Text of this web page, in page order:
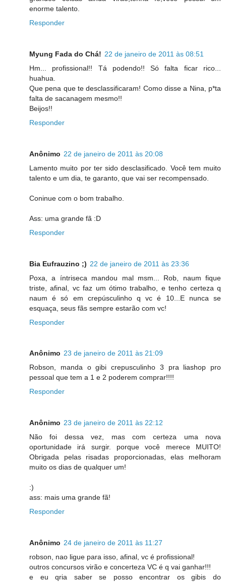
enorme talento.
Responder
Myung Fada do Chá! 22 de janeiro de 2011 às 08:51
Hm... profissional!! Tá podendo!! Só falta ficar rico...
huahua.
Que pena que te desclassificaram! Como disse a Nina, p*ta
falta de sacanagem mesmo!!
Beijos!!
Responder
Anônimo 22 de janeiro de 2011 às 20:08
Lamento muito por ter sido desclasificado. Você tem muito
talento e um dia, te garanto, que vai ser recompensado.
Coninue com o bom trabalho.
Ass: uma grande fã :D
Responder
Bia Eufrauzino ;) 22 de janeiro de 2011 às 23:36
Poxa, a íntriseca mandou mal msm... Rob, naum fique
triste, afinal, vc faz um ótimo trabalho, e tenho certeza q
naum é só em crepúsculinho q vc é 10...E nunca se
esquaça, seus fãs sempre estarão com vc!
Responder
Anônimo 23 de janeiro de 2011 às 21:09
Robson, manda o gibi crepusculinho 3 pra liashop pro
pessoal que tem a 1 e 2 poderem comprar!!!!
Responder
Anônimo 23 de janeiro de 2011 às 22:12
Não foi dessa vez, mas com certeza uma nova
oportunidade irá surgir. porque você merece MUITO!
Obrigada pelas risadas proporcionadas, elas melhoram
muito os dias de qualquer um!
:)
ass: mais uma grande fã!
Responder
Anônimo 24 de janeiro de 2011 às 11:27
robson, nao ligue para isso, afinal, vc é profissional!
outros concursos virão e concerteza VC é q vai ganhar!!!
e eu qria saber se posso encontrar os gibis do